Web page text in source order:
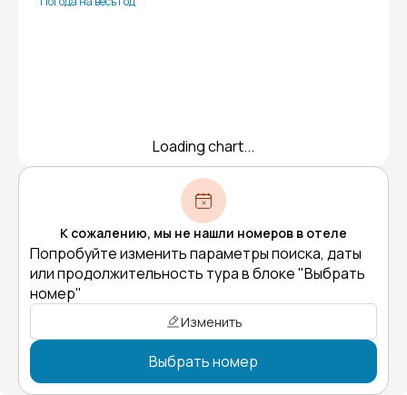
Loading chart...
К сожалению, мы не нашли номеров в отеле
Попробуйте изменить параметры поиска, даты
или продолжительность тура в блоке "Выбрать
номер"
Изменить
Выбрать номер